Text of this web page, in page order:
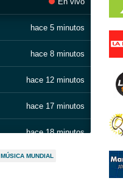
hace 5 minutos
hace 8 minutos
hace 12 minutos
hace 17 minutos
hace 18 minutos
hace 33 minutos
MÚSICA MUNDIAL